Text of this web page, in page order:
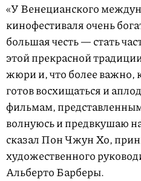
«У Венецианского
кинофестиваля очень
большая честь — стать
этой прекрасной
жюри и, что более важно,
готов восхищаться и
фильмам,
волнуюсь и предвкушаю
сказал Пон Чжун Хо,
художественного
Альберто Барберы.